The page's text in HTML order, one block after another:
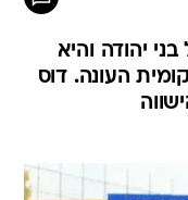
סיימה ב-1:1 מול בני יהודה והיא
העונה. דוס